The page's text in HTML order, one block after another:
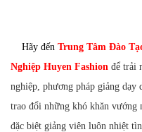
Hãy đến Trung Tâm Đào
Nghiệp Huyen Fashion để trải
nghiệp, phương pháp giảng dạy
trao đổi những khó khăn vướng
đặc biệt giảng viên luôn nhiệt